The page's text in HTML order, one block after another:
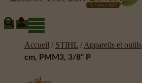
Accueil / STIHL / Appareils et outils
cm, PMM3, 3/8" P